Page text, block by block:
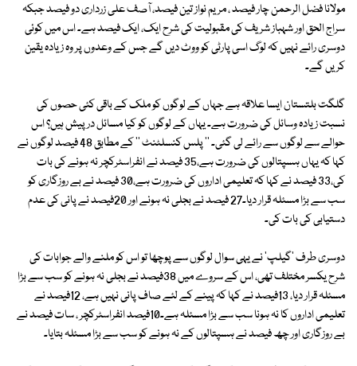
مولانا فضل الرحمن چار فیصد ، مریم نواز تین فیصد، آصف علی زرداری دو فیصد جبکہ
سراج الحق اور شہباز شریف کی مقبولیت کی شرح ایک، ایک فیصد ہے۔ اس میں کوئی
دوسری رائے نہیں کہ لوگ اسی پارٹی کو ووٹ دیں گے جس کے وعدوں پر وہ زیادہ یقین
کریں گے۔
گلگت بلتستان ایسا علاقہ ہے جہاں کے لوگوں کو ملک کے باقی کئی حصوں کی
نسبت زیادہ وسائل کی ضرورت ہے۔ یہاں کے لوگوں کو کیا مسائل درپیش ہیں؟ اس
حوالے سے لوگوں سے رائے لی گئی۔ '' پلس کنسلٹنٹ '' کے مطابق 48 فیصد لوگوں نے
کہا کہ یہاں ہسپتالوں کی ضرورت ہے،35 فیصد نے انفراسٹرکچر نہ ہونے کی بات
کی،33 فیصد نے کہا کہ تعلیمی اداروں کی ضرورت ہے،30 فیصد نے بے روزگاری کو
سب سے بڑا مسئلہ قرار دیا۔27 فیصد نے بجلی نہ ہونے اور 20فیصد نے پانی کی عدم
دستیابی کی بات کی۔
دوسری طرف 'گیلپ' نے یہی سوال لوگوں سے پوچھا تو اس کو ملنے والے جوابات کی
شرح یکسر مختلف تھی، اس کے سروے میں 38فیصد نے بجلی نہ ہونے کو سب سے بڑا
مسئلہ قرار دیا، 13فیصد نے کہا کہ پینے کے لئے صاف پانی نہیں ہے، 12فیصد نے
تعلیمی اداروں کا نہ ہونا سب سے بڑا مسئلہ ہے۔10فیصد انفراسٹرکچر ، سات فیصد نے
بے روزگاری اور چھ فیصد نے ہسپتالوں کے نہ ہونے کو سب سے بڑا مسئلہ بتایا۔